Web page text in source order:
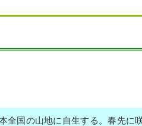
全国の山地に自生する。春先に